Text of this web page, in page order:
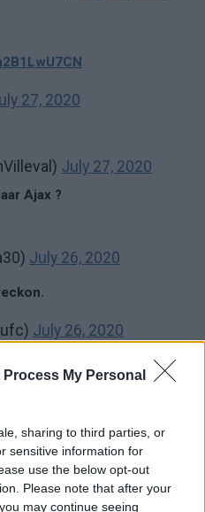
Process My Personal
sharing to third parties, or
sensitive information for
use the below opt-out
Please note that after your
may continue seeing
27, 2020
July 27, 2020
Ajax ?
July 26, 2020
July 26, 2020
heel klein beetje hoop dat
PSV
WK-sensatie